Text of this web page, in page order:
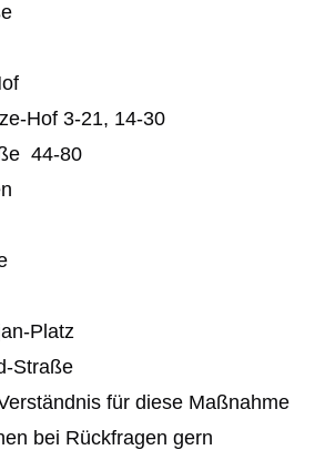
Hof 3-21, 14-30
44-80
Platz
Straße
für diese Maßnahme
bei Rückfragen gern